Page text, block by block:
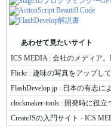
あわせて見たいサイト
ICS MEDIA : 会社のメディア
Flickr : 趣味の写真をアップし
FlashDevelop.jp : 日本の有志に
clockmaker-tools : 開発時に役
CreateJSの入門サイト - ICS